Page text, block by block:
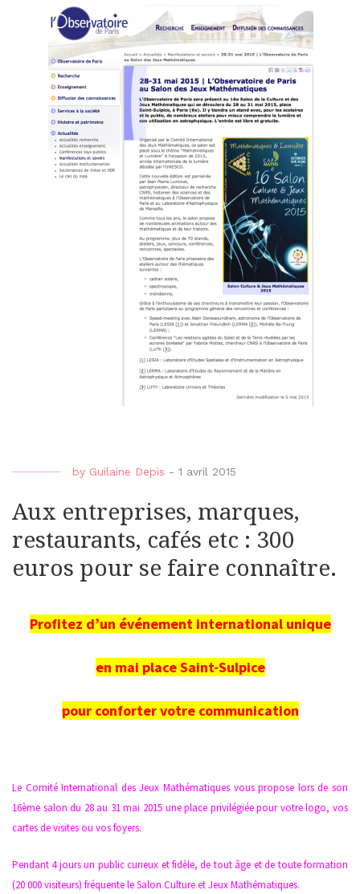
by Guilaine Depis - 1 avril 2015
Aux entreprises, marques,
restaurants, cafés etc : 300
euros pour se faire connaître.
Profitez d’un événement international unique
en mai place Saint-Sulpice
pour conforter votre communication
Le Comité International des Jeux Mathématiques vous propose lors de son
16ème salon du 28 au 31 mai 2015 une place privilégiée pour votre logo, vos
cartes de visites ou vos foyers.
Pendant 4 jours un public curieux et fidèle, de tout âge et de toute formation
(20 000 visiteurs) fréquente le Salon Culture et Jeux Mathématiques.